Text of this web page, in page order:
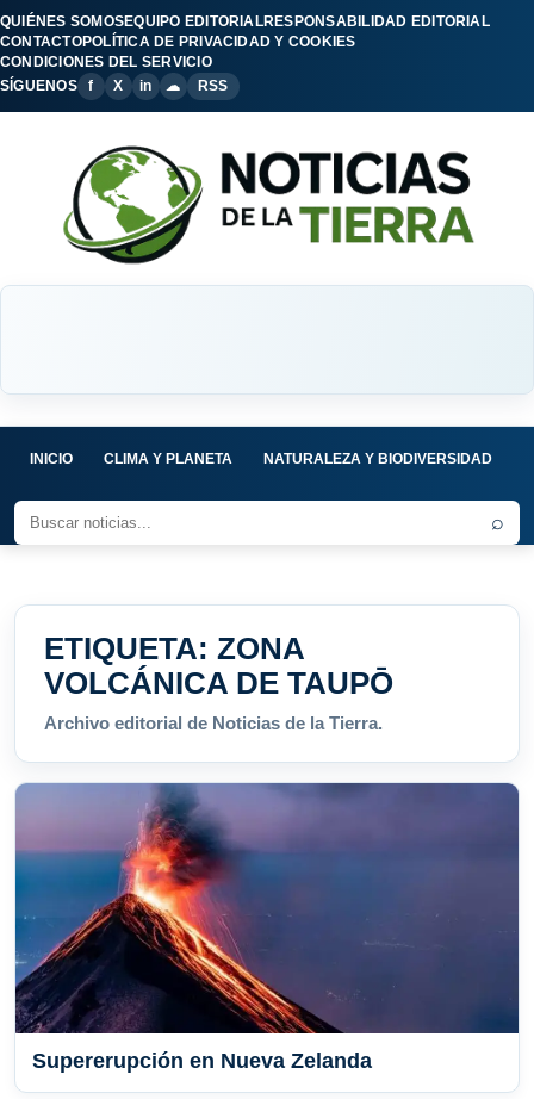
QUIÉNES SOMOSEQUIPO EDITORIALRESPONSABILIDAD EDITORIAL
CONTACTOPOLÍTICA DE PRIVACIDAD Y COOKIES
CONDICIONES DEL SERVICIO
SÍGUENOS
f X in ☁ RSS
INICIO CLIMA Y PLANETA NATURALEZA Y BIODIVERSIDAD
⌕
ETIQUETA: ZONA
VOLCÁNICA DE TAUPŌ
Archivo editorial de Noticias de la Tierra.
Supererupción en Nueva Zelanda